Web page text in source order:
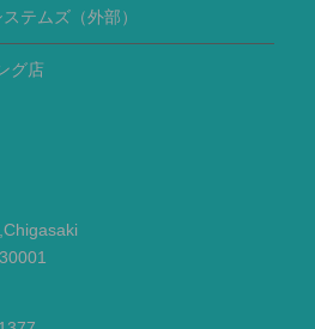
テムズ（外部）
グ店